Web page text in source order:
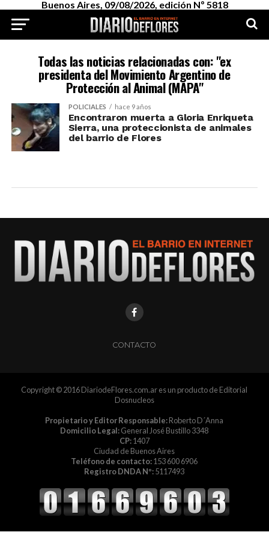
Buenos Aires, 09/08/2026, edición Nº 5818
Todas las noticias relacionadas con: "ex
presidenta del Movimiento Argentino de
Protección al Animal (MAPA"
POLICIALES hace 9 años
Encontraron muerta a Gloria Enriqueta
Sierra, una proteccionista de animales
del barrio de Flores
CONTACTO
Copyright © 2016 DiariodeFlores.com.ar es un producto de Editorial
Dosnucleos
Propietario y Editor Responsable:Roberto D´Anna
Domicilio Legal:General José Bustillo 3348
CP:1407
Ciudad de Buenos Aires
Teléfono de contacto:153 600 6906
Registro DNDA Nº:5117493